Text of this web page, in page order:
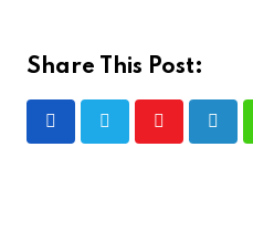
Share This Post:
Youtube